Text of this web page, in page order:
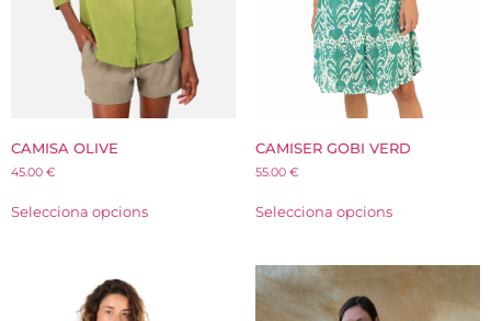
CAMISA OLIVE
45.00 €
Selecciona opcions
CAMISER GOBI VERD
55.00 €
Selecciona opcions